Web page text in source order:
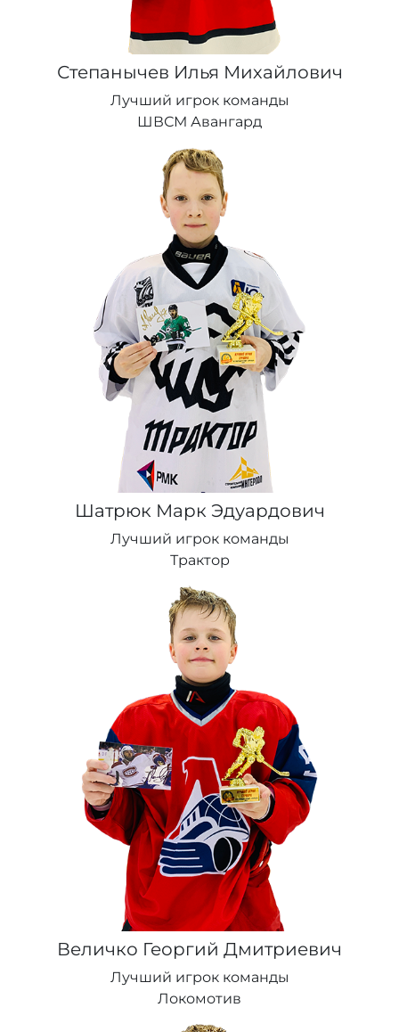
Степанычев Илья Михайлович
Лучший игрок команды
ШВСМ Авангард
Шатрюк Марк Эдуардович
Лучший игрок команды
Трактор
Величко Георгий Дмитриевич
Лучший игрок команды
Локомотив